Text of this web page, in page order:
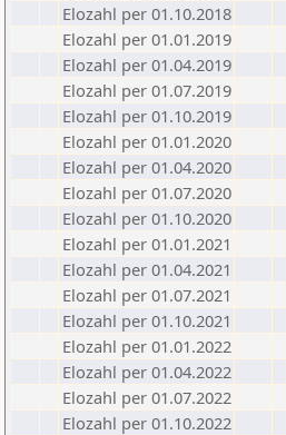
Elozahl per 01.10.2018
Elozahl per 01.01.2019
Elozahl per 01.04.2019
Elozahl per 01.07.2019
Elozahl per 01.10.2019
Elozahl per 01.01.2020
Elozahl per 01.04.2020
Elozahl per 01.07.2020
Elozahl per 01.10.2020
Elozahl per 01.01.2021
Elozahl per 01.04.2021
Elozahl per 01.07.2021
Elozahl per 01.10.2021
Elozahl per 01.01.2022
Elozahl per 01.04.2022
Elozahl per 01.07.2022
Elozahl per 01.10.2022